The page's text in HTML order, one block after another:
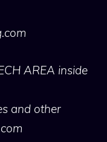
AREA inside
and other